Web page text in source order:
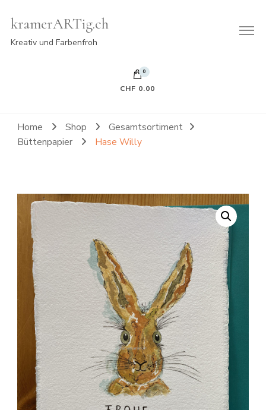
kramerARTig.ch
Kreativ und Farbenfroh
0
CHF 0.00
Es befinden sich keine Produkte im Warenkorb.
Home Shop
Gesamtsortiment
Büttenpapier
Hase Willy